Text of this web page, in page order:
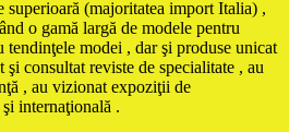
superioară (majoritatea import Italia) ,
o gamă largă de modele pentru
tendinţele modei , dar şi produse unicat
consultat reviste de specialitate , au
, au vizionat expoziţii de
internaţională .